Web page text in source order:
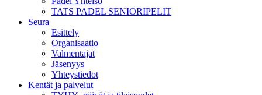
TATS PADEL SENIORIPELIT
Seura
Esittely
Organisaatio
Valmentajat
Jäsenyys
Yhteystiedot
Kentät ja palvelut